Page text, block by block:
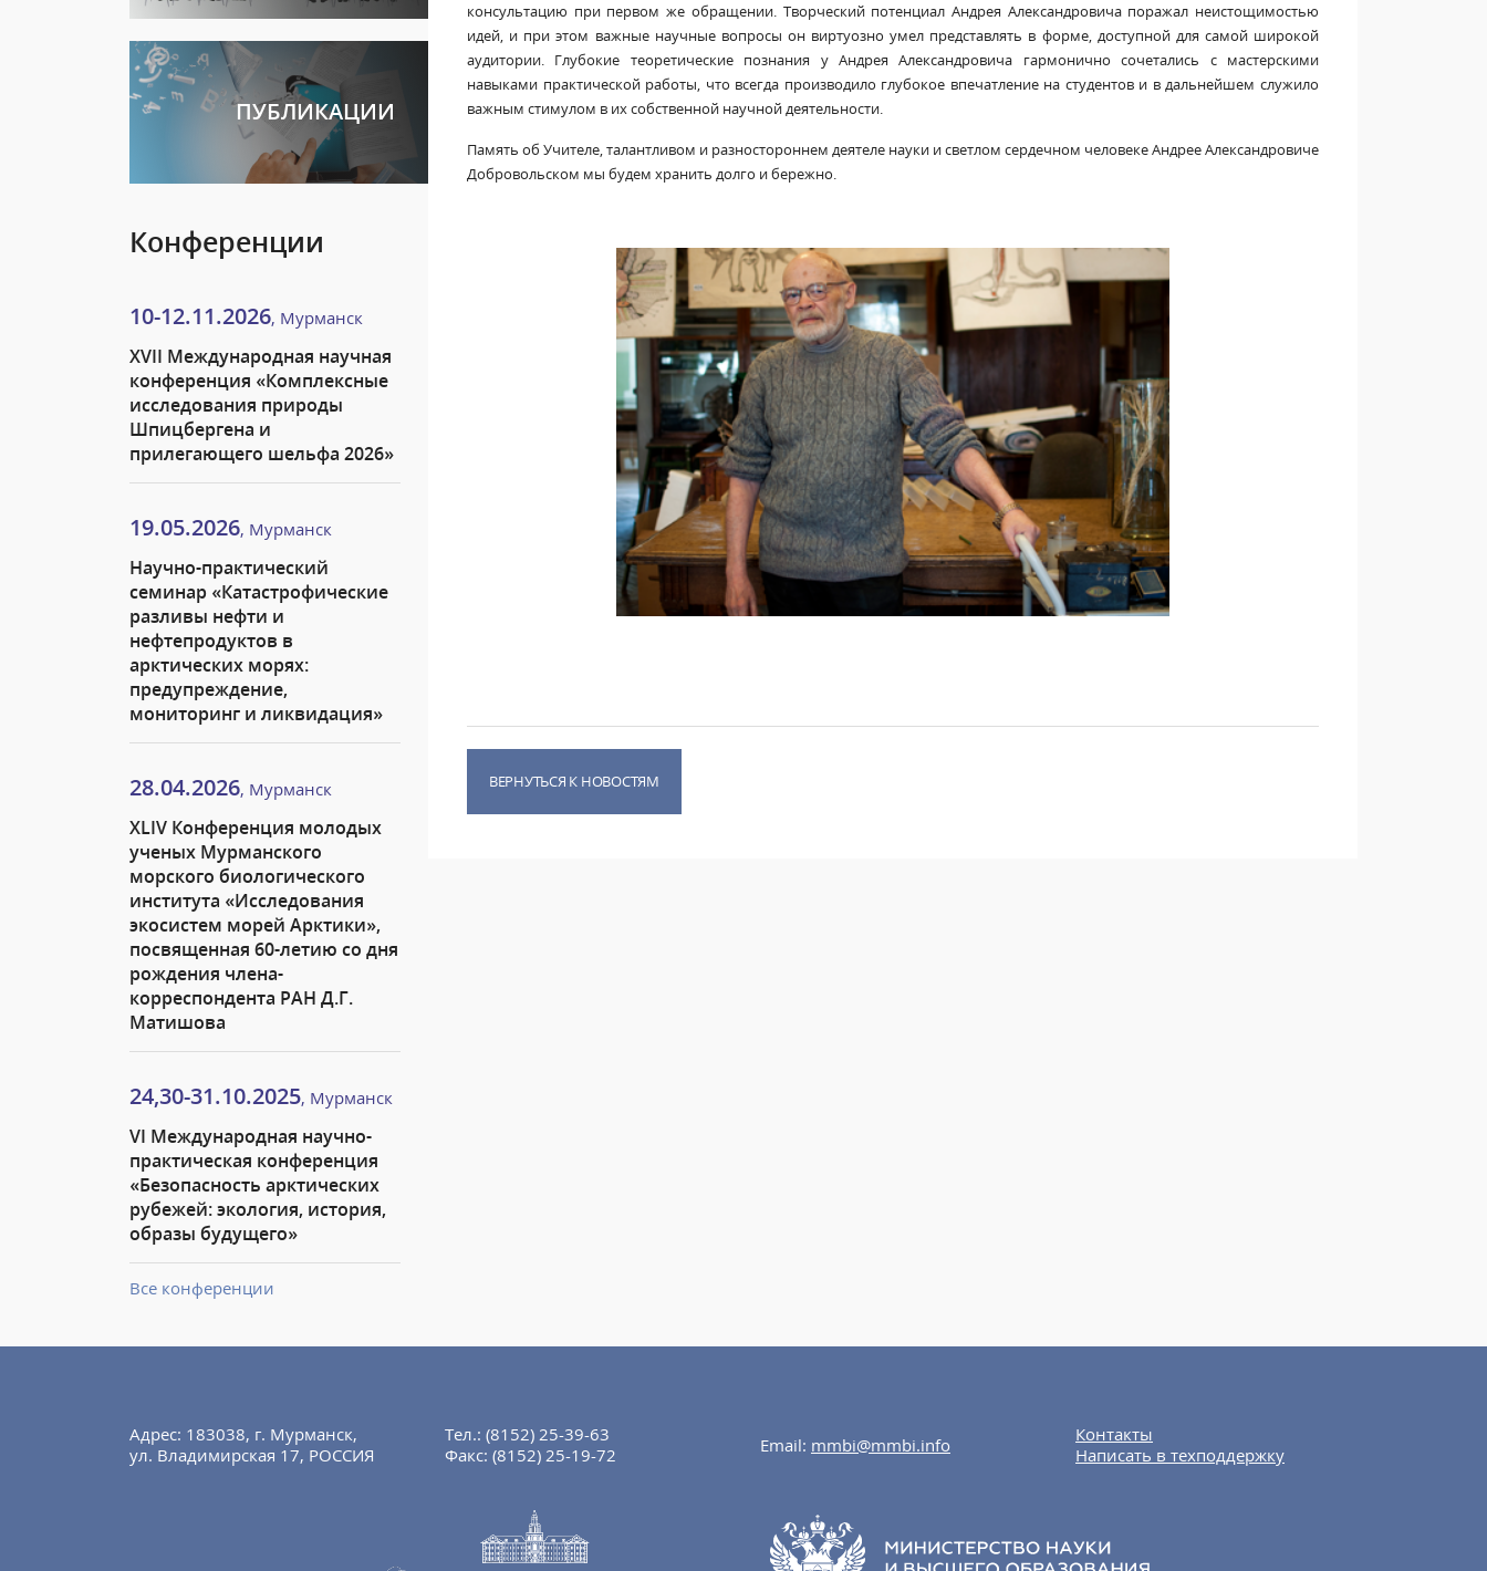
ПУБЛИКАЦИИ
Конференции
10-12.11.2026, Мурманск
XVII Международная научная
конференция «Комплексные
исследования природы
Шпицбергена и
прилегающего шельфа 2026»
19.05.2026, Мурманск
Научно-практический
семинар «Катастрофические
разливы нефти и
нефтепродуктов в
арктических морях:
предупреждение,
мониторинг и ликвидация»
28.04.2026, Мурманск
XLIV Конференция молодых
ученых Мурманского
морского биологического
института «Исследования
экосистем морей Арктики»,
посвященная 60-летию со дня
рождения члена-
корреспондента РАН Д.Г.
Матишова
24,30-31.10.2025, Мурманск
VI Международная научно-
практическая конференция
«Безопасность арктических
рубежей: экология, история,
образы будущего»
Все конференции
консультацию при первом же обращении. Творческий потенциал Андрея Александровича поражал неистощимостью
идей, и при этом важные научные вопросы он виртуозно умел представлять в форме, доступной для самой широкой
аудитории. Глубокие теоретические познания у Андрея Александровича гармонично сочетались с мастерскими
навыками практической работы, что всегда производило глубокое впечатление на студентов и в дальнейшем служило
важным стимулом в их собственной научной деятельности.
Память об Учителе, талантливом и разностороннем деятеле науки и светлом сердечном человеке Андрее Александровиче
Добровольском мы будем хранить долго и бережно.
ВЕРНУТЬСЯ К НОВОСТЯМ
Адрес: 183038, г. Мурманск,
ул. Владимирская 17, РОССИЯ
Тел.: (8152) 25-39-63
Факс: (8152) 25-19-72 Email: mmbi@mmbi.info
Контакты
Написать в техподдержку